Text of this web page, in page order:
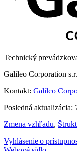
Technický
Galileo Corporation
Kontakt: Galileo
Posledná aktualizácia:
Zmena vzhľadu,
Vyhlásenie o